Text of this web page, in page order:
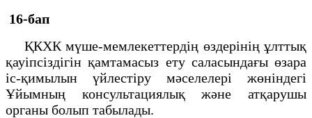
16-бап
ҚКХК мүше-мемлекеттердің өздерінің ұлттық
қауiпсiздiгiн қамтамасыз ету саласындағы өзара
iс-қимылын үйлестiру мәселелерi жөнiндегi
Ұйымның консультациялық және атқарушы
органы болып табылады.